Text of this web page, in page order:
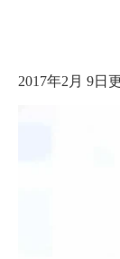
2017年2月 9日